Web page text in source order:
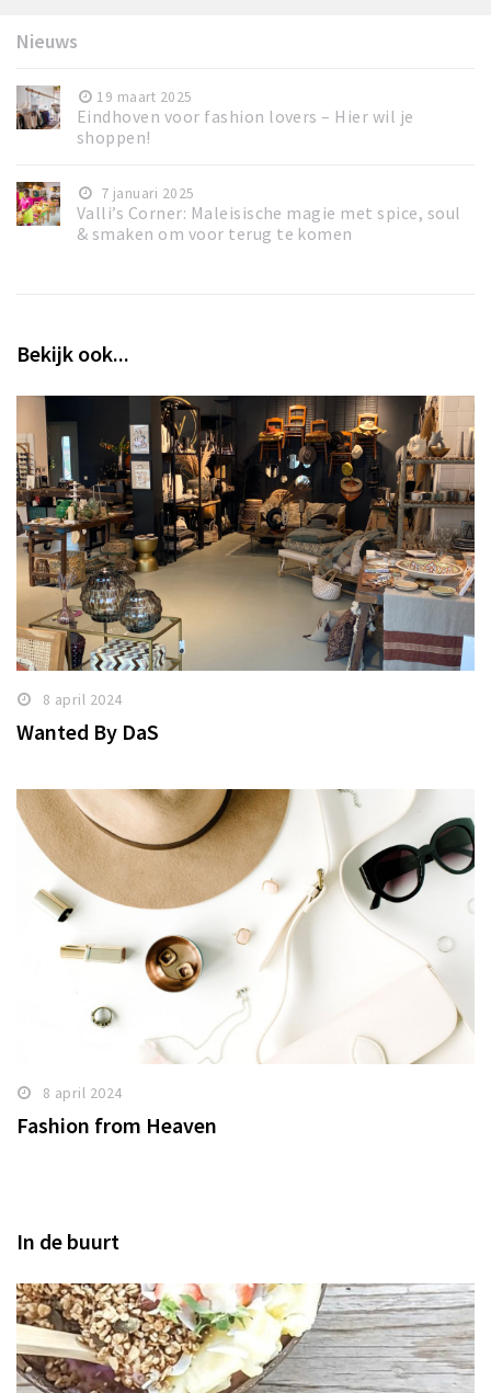
Nieuws
19 maart 2025
Eindhoven voor fashion lovers – Hier wil je
shoppen!
7 januari 2025
Valli’s Corner: Maleisische magie met spice, soul
& smaken om voor terug te komen
Bekijk ook...
8 april 2024
Wanted By DaS
8 april 2024
Fashion from Heaven
In de buurt